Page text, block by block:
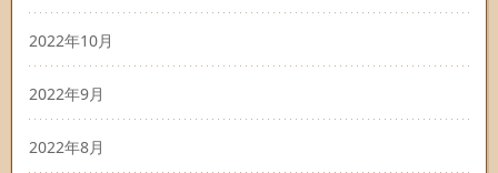
2022年10月
2022年9月
2022年8月